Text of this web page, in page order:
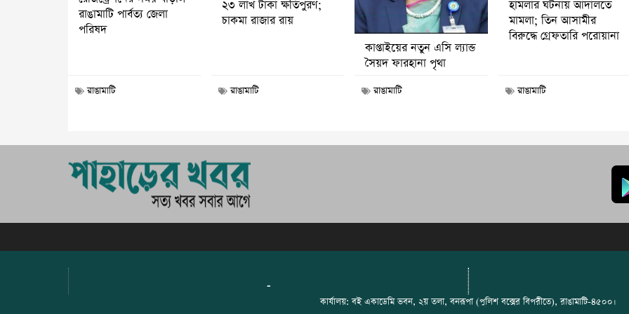
রাঙামাটি পার্বত্য জেলা
পরিষদ
রাঙামাটি
২৩ লাখ টাকা ক্ষতিপুরণ;
চাকমা রাজার রায়
রাঙামাটি
কাপ্তাইয়ের নতুন এসি ল্যান্ড
সৈয়দ ফারহানা পৃথা
রাঙামাটি
হামলার ঘটনায় আদালতে
মামলা; তিন আসামীর
বিরুদ্ধে গ্রেফতারি পরোয়ানা
রাঙামাটি
-
কার্যালয়: বই একাডেমি ভবন, ২য় তলা, বনরূপা (পুলিশ বক্সের বিপরীতে), রাঙামাটি-৪৫০০।